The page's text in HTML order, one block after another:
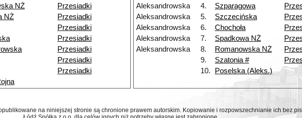
NŻ
Przesiadki
NŻ
Przesiadki
Przesiadki
Przesiadki
Przesiadki
Przesiadki
Przesiadki
Aleksandrowska
4. Szparagowa
Aleksandrowska
5. Szczecińska
Aleksandrowska
6. Chochoła
Aleksandrowska
7. Spadkowa NŻ
Aleksandrowska
8. Romanowska NŻ
9.
Szatonia #
10.
Poselska (Aleks.)
na niniejszej stronie są chronione prawem autorskim. Kopiowanie i rozpowszechnianie ich bez